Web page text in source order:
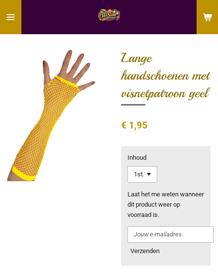
direct
Lange
handschoenen met
visnetpatroon geel
€ 1,95
Inhoud
Laat het me weten wanneer
dit product weer op
voorraad is.
Verzenden